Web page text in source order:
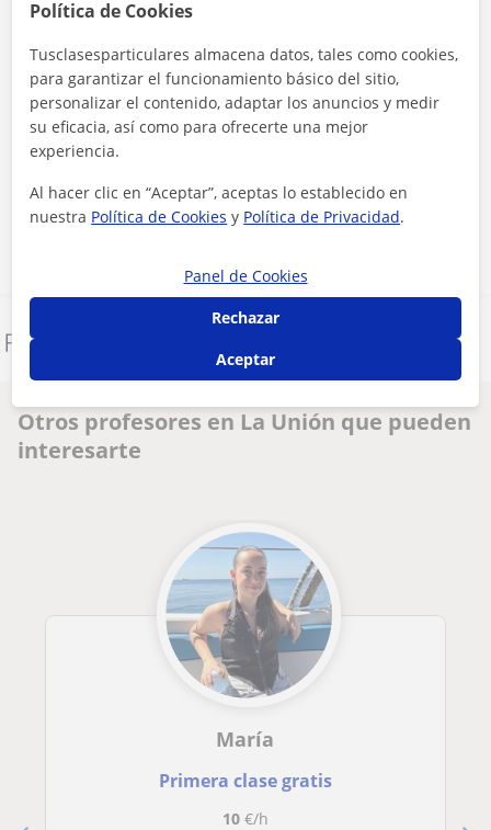
Al hacer clic, aceptas nuestro
Contactar ahora
Denunciar este perfil
Otros profesores en La Unión que pueden
interesarte
María
Primera clase gratis
10€/h
Política de Cookies
Tusclasesparticulares almacena datos, tales como cookies,
para garantizar el funcionamiento básico del sitio,
personalizar el contenido, adaptar los anuncios y medir
su eficacia, así como para ofrecerte una mejor
experiencia.
Al hacer clic en “Aceptar”, aceptas lo establecido en
nuestra Política de Cookies y Política de Privacidad.
Panel de Cookies
Rechazar
Aceptar